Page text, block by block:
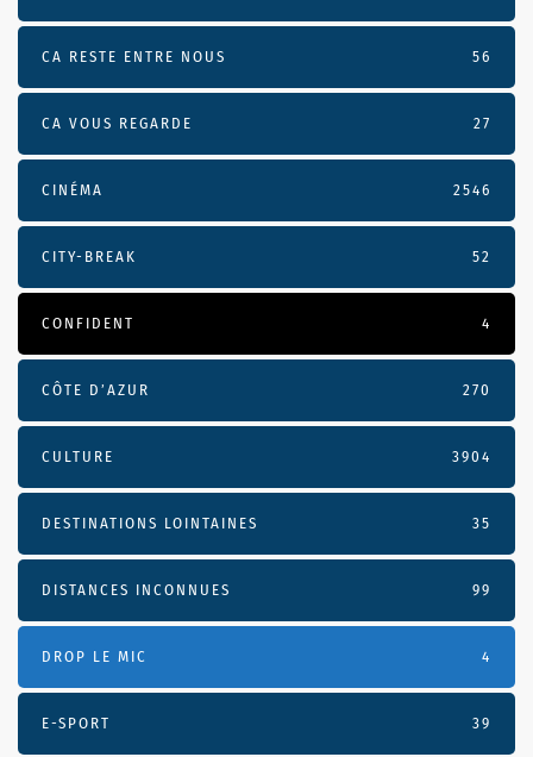
CA RESTE ENTRE NOUS 56
CA VOUS REGARDE 27
CINÉMA 2546
CITY-BREAK 52
CONFIDENT 4
CÔTE D’AZUR 270
CULTURE 3904
DESTINATIONS LOINTAINES 35
DISTANCES INCONNUES 99
DROP LE MIC 4
E-SPORT 39